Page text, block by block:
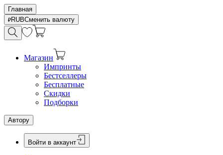
Главная
RUBСменить валюту
Магазин
Импринты
Бестселлеры
Бесплатные
Скидки
Подборки
Автору
Войти в аккаунт